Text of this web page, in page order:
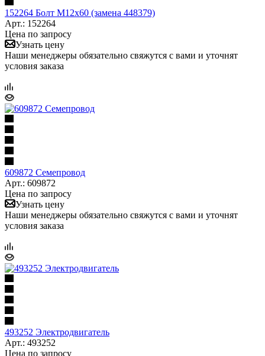
152264 Болт M12x60 (замена 448379)
Арт.: 152264
Цена по запросу
Узнать цену
Наши менеджеры обязательно свяжутся с вами и уточнят
условия заказа
609872 Семепровод
Арт.: 609872
Цена по запросу
Узнать цену
Наши менеджеры обязательно свяжутся с вами и уточнят
условия заказа
493252 Электродвигатель
Арт.: 493252
Цена по запросу